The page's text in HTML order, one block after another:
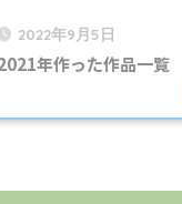
2022年9月5日
年作った作品一覧